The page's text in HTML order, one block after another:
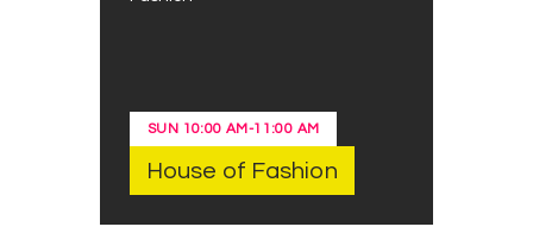
SUN 10:00 AM-11:00 AM
House of Fashion